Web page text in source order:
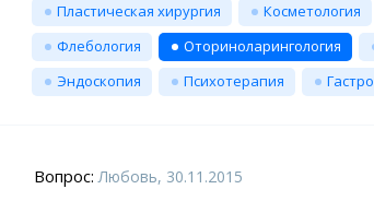
Пластическая хирургия Косметология
Флебология
Оториноларингология
Эндоскопия
Психотерапия
Вопрос: Любовь, 30.11.2015